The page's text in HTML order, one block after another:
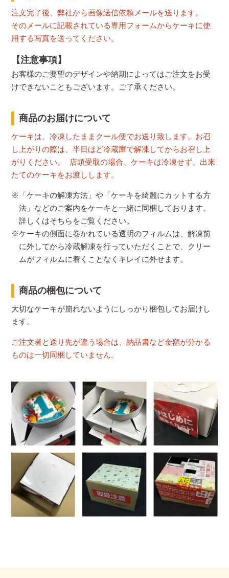
注文完了後、弊社から画像送信依頼メールを送ります。
そのメールに記載されている専用フォームからケーキに使
用する写真を送ってください。
【注意事項】
お客様のご要望のデザインや納期によってはご注文をお受
けできないこともございます。ご了承ください。
商品のお届けについて
ケーキは、冷凍したままクール便でお送り致します。お召
し上がりの際は、半日ほど冷蔵庫で解凍してからお召し上
がりください。 店頭受取の場合、ケーキは冷凍せず、出来
たてのケーキをお渡しします。
※「ケーキの解凍方法」や「ケーキを綺麗にカットする方
法」などのご案内をケーキと一緒に同梱しております。
詳しくはそちらをご覧ください。
※ケーキの側面に巻かれている透明のフィルムは、解凍前
に外してから冷蔵解凍を行っていただくことで、クリー
ムがフィルムに着くことなくキレイに外せます。
商品の梱包について
大切なケーキが崩れないようにしっかり梱包してお届けし
ます。
ご注文者と送り先が違う場合は、納品書など金額が分かる
ものは一切同梱していません。